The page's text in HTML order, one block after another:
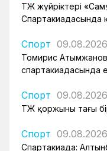
ҚТЖ жүйріктері
Спартакиадасында
Спорт 09.08.2026
Томирис
спартакиадасында
Спорт 09.08.2026
ҚТЖ қоржыны тағы
Спорт 09.08.2026
Спартакиада: